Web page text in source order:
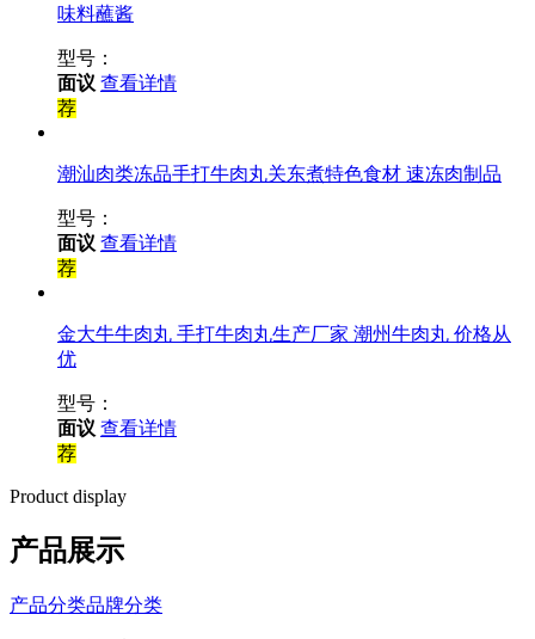
味料蘸酱
型号：
面议 查看详情
荐
潮汕肉类冻品手打牛肉丸关东煮特色食材 速冻肉制品
型号：
面议 查看详情
荐
金大牛牛肉丸 手打牛肉丸生产厂家 潮州牛肉丸 价格从
优
型号：
面议 查看详情
荐
Product display
产品展示
产品分类品牌分类